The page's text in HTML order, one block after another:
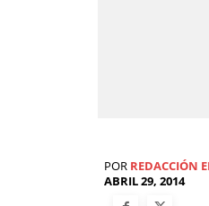
POR REDACCIÓN
ABRIL 29, 2014